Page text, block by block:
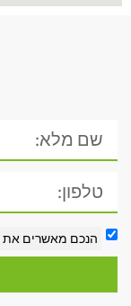
הנכם מאשרים את